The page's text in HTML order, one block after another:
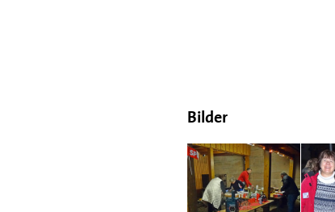
Bilder